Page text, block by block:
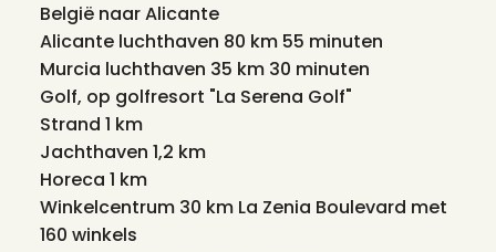
België naar Alicante
Alicante luchthaven 80 km 55 minuten
Murcia luchthaven 35 km 30 minuten
Golf, op golfresort "La Serena Golf"
Strand 1 km
Jachthaven 1,2 km
Horeca 1 km
Winkelcentrum 30 km La Zenia Boulevard met
160 winkels